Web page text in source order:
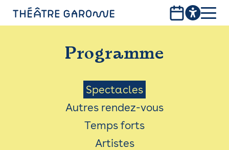
PROGRAMME
INFOS PRATIQUES
AVEC LES PUBLICS
ACCESSIBILITÉ
LES PRODUCTIONS
Programme
Menu
Saison
Spectacles
Autres rendez-vous
Temps forts
Artistes